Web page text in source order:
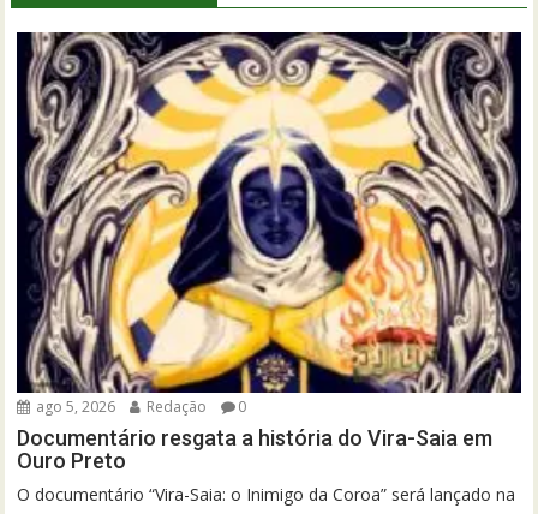
ago 5, 2026 Redação 0
Documentário resgata a história do Vira-Saia em
Ouro Preto
O documentário “Vira-Saia: o Inimigo da Coroa” será lançado na